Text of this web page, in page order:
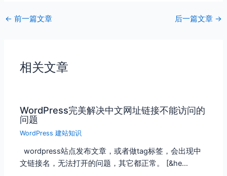
← 前一篇文章 后一篇文章 →
相关文章
WordPress完美解决中文网址链接不能访问的
问题
WordPress 建站知识
wordpress站点发布文章，或者做tag标签，会出现中
文链接名，无法打开的问题，其它都正常。 [&he…